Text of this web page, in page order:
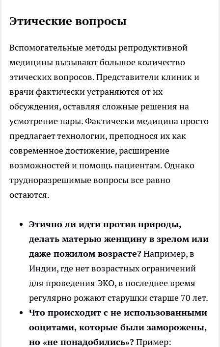
Этические вопросы
Вспомогательные методы репродуктивной
медицины вызывают большое количество
этических вопросов. Представители клиник и
врачи фактически устраняются от их
обсуждения, оставляя сложные решения на
усмотрение пары. Фактически медицина просто
предлагает технологии, преподнося их как
современное достижение, расширение
возможностей и помощь пациентам. Однако
трудноразрешимые вопросы все равно
остаются.
Этично ли идти против природы,
делать матерью женщину в зрелом или
даже пожилом возрасте?Например, в
Индии, где нет возрастных ограничений
для проведения ЭКО, в последнее время
регулярно рожают старушки старше 70 лет.
Что происходит с не использованными
ооцитами, которые были заморожены,
но «не понадобились»?Пример: